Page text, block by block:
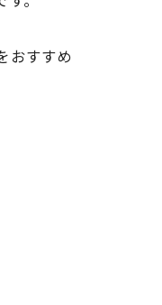
おすすめ